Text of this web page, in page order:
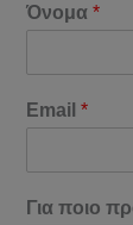
Όνομα*
Email*
Για ποιο